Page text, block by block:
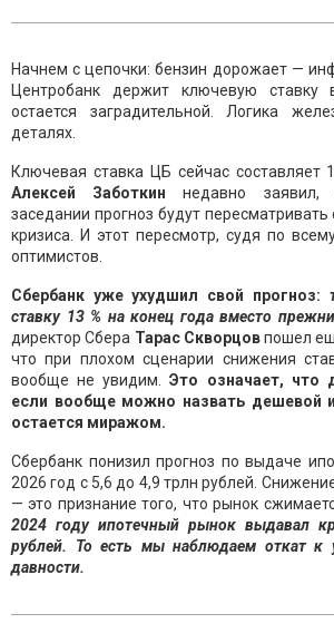
Начнем с цепочки: бензин дорожает —
Центробанк держит ключевую ставку
остается заградительной. Логика
деталях.
Ключевая ставка ЦБ сейчас составляет
Алексей Заботкин недавно
заседании прогноз будут пересматривать
кризиса. И этот пересмотр, судя по
оптимистов.
Сбербанк уже ухудшил свой прогноз:
ставку 13 % на конец года вместо
директор Сбера Тарас Скворцовпошел
что при плохом сценарии снижения
вообще не увидим.Это означает, что
если вообще можно назвать дешевой
остается миражом.
Сбербанк понизил прогноз по выдаче
2026 год с 5,6 до 4,9 трлн рублей.
— это признание того, что рынок
2024 году ипотечный рынок выдавал
рублей. То есть мы наблюдаем откат к
давности.